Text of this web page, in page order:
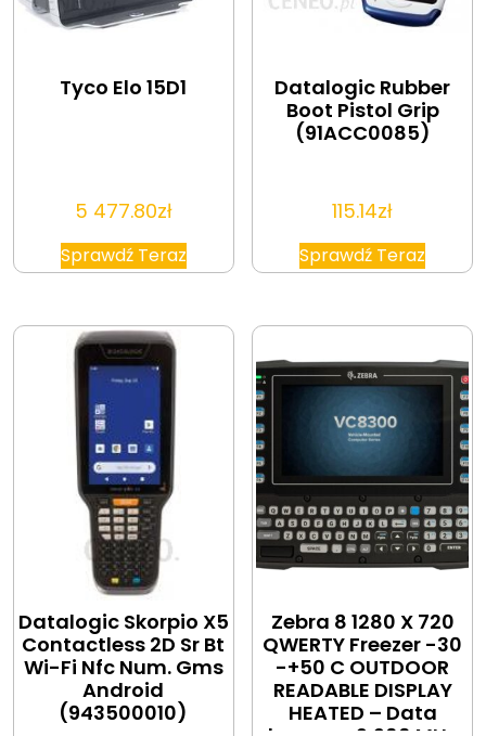
Tyco Elo 15D1
5 477.80zł
Sprawdź Teraz
Datalogic Rubber
Boot Pistol Grip
(91ACC0085)
115.14zł
Sprawdź Teraz
Datalogic Skorpio X5
Contactless 2D Sr Bt
Wi-Fi Nfc Num. Gms
Android
(943500010)
Zebra 8 1280 X 720
QWERTY Freezer -30
-+50 C OUTDOOR
READABLE DISPLAY
HEATED – Data